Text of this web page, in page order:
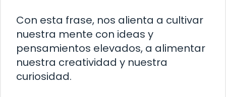
Con esta frase, nos alienta a cultivar
nuestra mente con ideas y
pensamientos elevados, a alimentar
nuestra creatividad y nuestra
curiosidad.